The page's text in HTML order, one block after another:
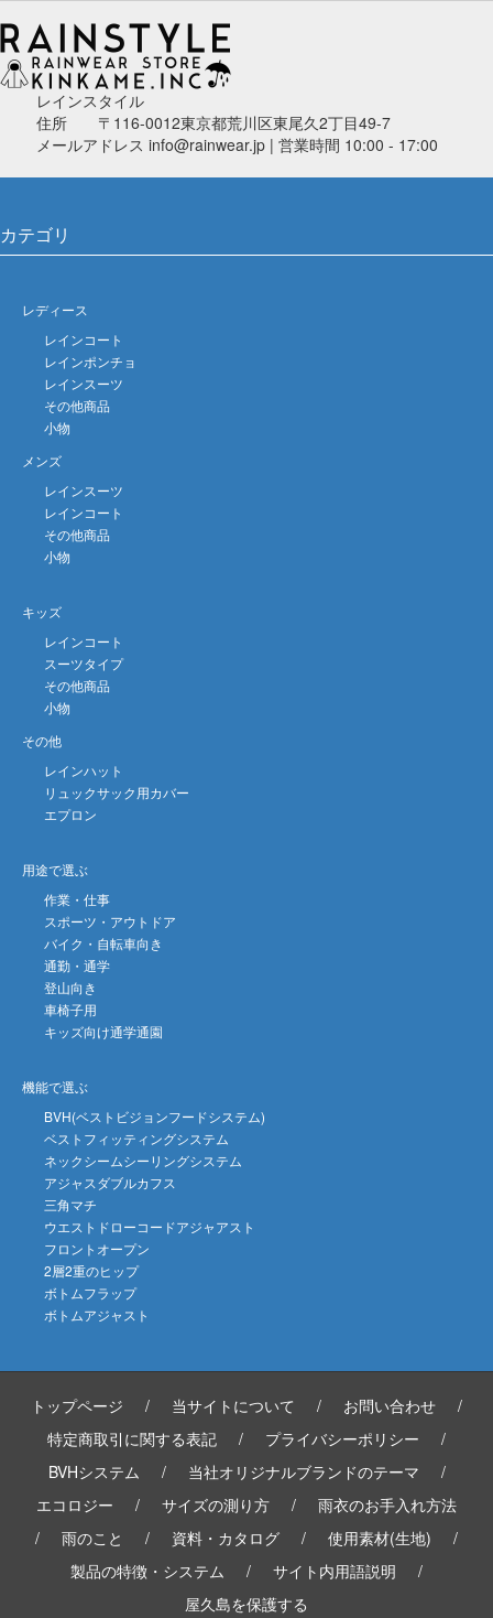
レインスタイル
住所 〒116-0012東京都荒川区東尾久2丁目49-7
メールアドレス info@rainwear.jp | 営業時間 10:00 - 17:00
カテゴリ
レディース
レインコート
レインポンチョ
レインスーツ
その他商品
小物
メンズ
レインスーツ
レインコート
その他商品
小物
キッズ
レインコート
スーツタイプ
その他商品
小物
その他
レインハット
リュックサック用カバー
エプロン
用途で選ぶ
作業・仕事
スポーツ・アウトドア
バイク・自転車向き
通勤・通学
登山向き
車椅子用
キッズ向け通学通園
機能で選ぶ
BVH(ベストビジョンフードシステム)
ベストフィッティングシステム
ネックシームシーリングシステム
アジャスダブルカフス
三角マチ
ウエストドローコードアジャアスト
フロントオープン
2層2重のヒップ
ボトムフラップ
ボトムアジャスト
トップページ / 当サイトについて / お問い合わせ
/
特定商取引に関する表記
/ プライバシーポリシー
/
BVHシステム
/ 当社オリジナルブランドのテーマ
/
エコロジー
/ サイズの測り方 /
雨衣のお手入れ方法
/
雨のこと / 資料・カタログ / 使用素材(生地)
/
製品の特徴・システム
/ サイト内用語説明
/
屋久島を保護する